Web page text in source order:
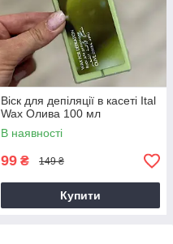
Віск для депіляції в касеті Ital
Wax Олива 100 мл
В наявності
99 ₴ 149 ₴
Купити